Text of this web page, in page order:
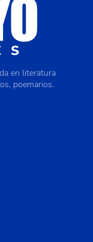
en literatura
poemarios.